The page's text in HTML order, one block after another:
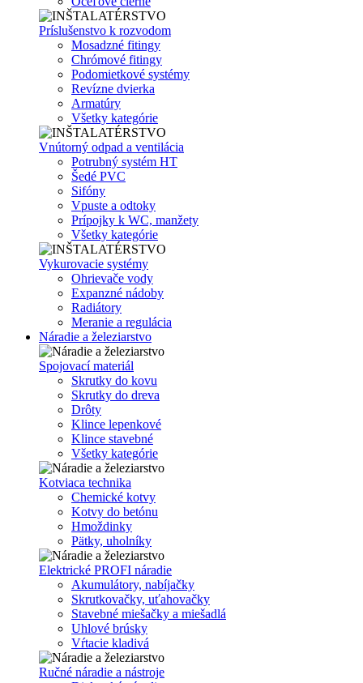
Príslušenstvo k rozvodom
Mosadzné fitingy
Chrómové fitingy
Podomietkové systémy
Revízne dvierka
Armatúry
Všetky kategórie
Vnútorný odpad a ventilácia
Potrubný systém HT
Šedé PVC
Sifóny
Vpuste a odtoky
Prípojky k WC, manžety
Všetky kategórie
Vykurovacie systémy
Ohrievače vody
Expanzné nádoby
Radiátory
Meranie a regulácia
Náradie a železiarstvo
Spojovací materiál
Skrutky do kovu
Skrutky do dreva
Drôty
Klince lepenkové
Klince stavebné
Všetky kategórie
Kotviaca technika
Chemické kotvy
Kotvy do betónu
Hmoždinky
Pätky, uholníky
Elektrické PROFI náradie
Akumulátory, nabíjačky
Skrutkovačky, uťahovačky
Stavebné miešačky a miešadlá
Uhlové brúsky
Vŕtacie kladivá
Ručné náradie a nástroje